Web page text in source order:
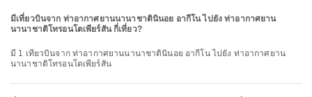
มีเที่ยวบินจาก ท่าอากาศยานนานาชาตินินอย อากีโน ไปยัง ท่าอากาศยาน
นานาชาติโทรอนโตเพียร์สัน กี่เที่ยว?
มี 1 เที่ยวบินจาก ท่าอากาศยานนานาชาตินินอย อากีโน ไปยัง ท่าอากาศยาน
นานาชาติโทรอนโตเพียร์สัน